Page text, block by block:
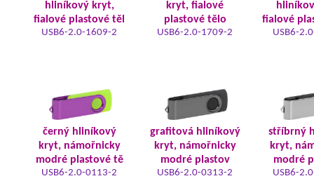
hliníkový kryt,
fialové plastové těl
USB6-2.0-1609-2
kryt, fialové
plastové tělo
USB6-2.0-1709-2
fialové
USB6-
černý hliníkový
kryt, námořnicky
modré plastové tě
USB6-2.0-0113-2
grafitová hliníkový
kryt, námořnicky
modré plastov
USB6-2.0-0313-2
stříbrný
kryt,
modré
USB6-